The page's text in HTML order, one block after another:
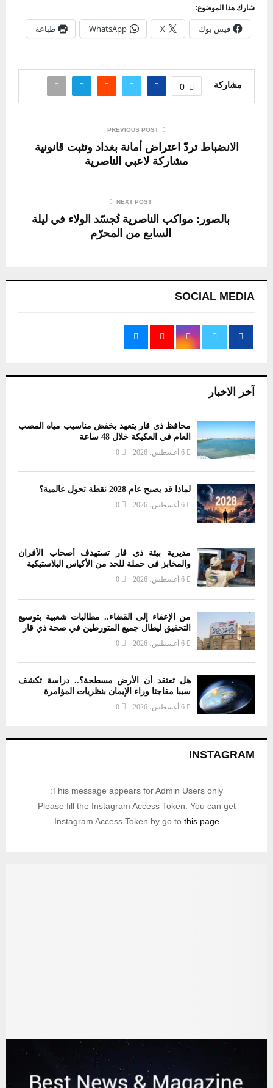
شارك هذا الموضوع:
فيس بوك X
WhatsApp طباعة
مشاركة 0
PREVIOUS POST
الانضباط تردّ اعتراض أمانة بغداد وتثبت قانونية
مشاركة لاعبي الناصرية
NEXT POST
بالصور: مواكب الناصرية تُجسّد الولاء في ليلة
السابع من المحرّم
SOCIAL MEDIA
آخر الاخبار
محافظ ذي قار يتعهد بخفض مناسيب مياه المصب
العام في العكيكة خلال 48 ساعة
6 أغسطس، 2026 0
لماذا قد يصبح عام 2028 نقطة تحول عالمية؟
6 أغسطس، 2026 0
مديرية بيئة ذي قار تستهدف أصحاب الأفران
والمخابز في حملة للحد من الأكياس البلاستيكية
6 أغسطس، 2026 0
من الإعفاء إلى القضاء.. مطالبات شعبية بتوسيع
التحقيق ليطال جميع المتورطين في صحة ذي قار
6 أغسطس، 2026 0
هل تعتقد أن الأرض مسطحة؟.. دراسة تكشف
سببا مفاجئا وراء الإيمان بنظريات المؤامرة
6 أغسطس، 2026 0
INSTAGRAM
This message appears for Admin Users only:
Please fill the Instagram Access Token. You can get
Instagram Access Token by go to this page